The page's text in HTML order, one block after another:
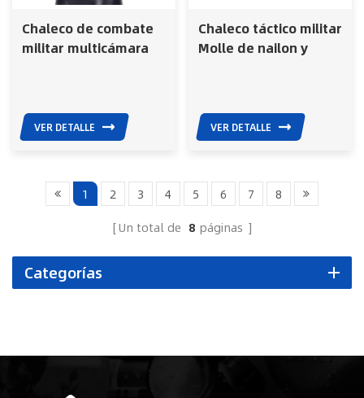
Chaleco de combate
militar multicámara
VER DETALLE
Chaleco táctico militar
Molle de nailon y
VER DETALLE
1 2 3 4 5 6 7
8
Un total de 8 páginas
Categorías